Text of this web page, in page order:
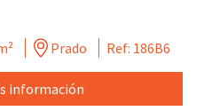
Prado Ref: 186B6
información